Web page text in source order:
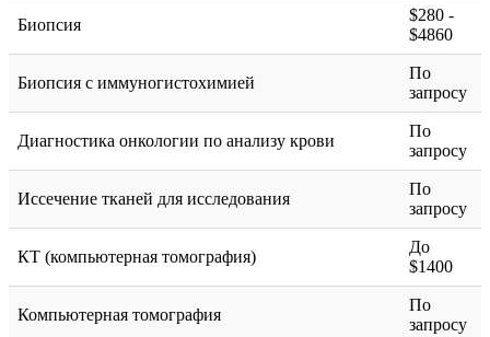
Биопсия
$280 -
$4860
Биопсия с иммуногистохимией
По
запросу
Диагностика онкологии по анализу крови
По
запросу
Иссечение тканей для исследования
По
запросу
КТ (компьютерная томография)
До
$1400
Компьютерная томография
По
запросу